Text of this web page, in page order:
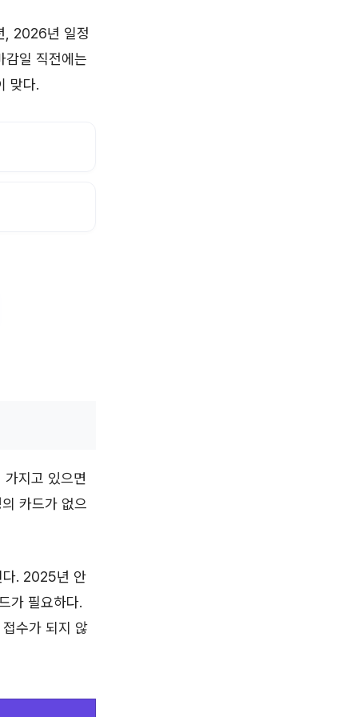
, 2026년 일정
감일 직전에는
맞다.
지고 있으면
카드가 없으
다. 2025년 안
가 필요하다.
수가 되지 않